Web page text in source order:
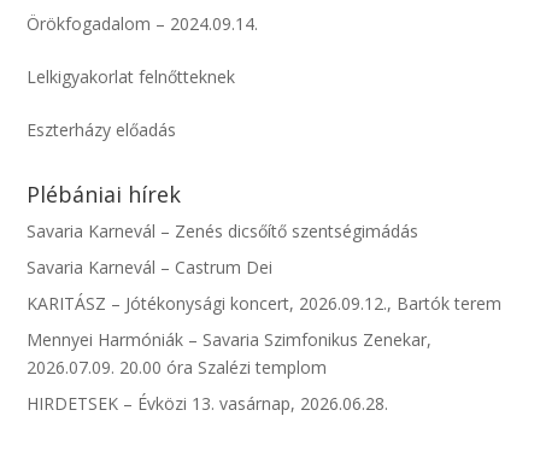
Örökfogadalom – 2024.09.14.
Lelkigyakorlat felnőtteknek
Eszterházy előadás
Plébániai hírek
Savaria Karnevál – Zenés dicsőítő szentségimádás
Savaria Karnevál – Castrum Dei
KARITÁSZ – Jótékonysági koncert, 2026.09.12., Bartók terem
Mennyei Harmóniák – Savaria Szimfonikus Zenekar,
2026.07.09. 20.00 óra Szalézi templom
HIRDETSEK – Évközi 13. vasárnap, 2026.06.28.